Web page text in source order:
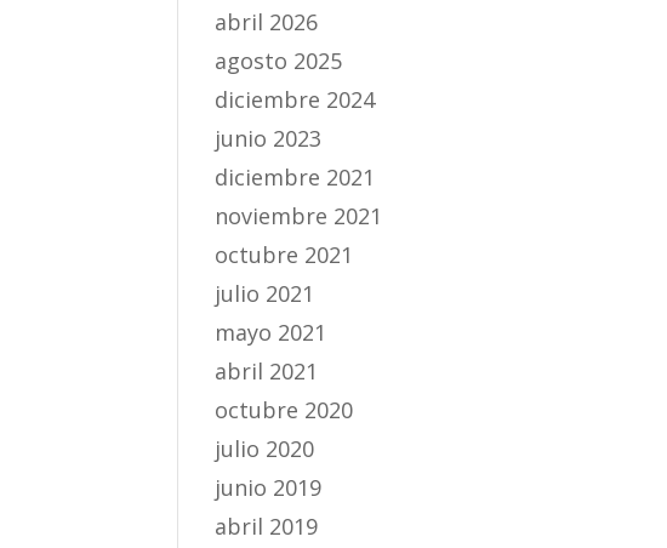
abril 2026
agosto 2025
diciembre 2024
junio 2023
diciembre 2021
noviembre 2021
octubre 2021
julio 2021
mayo 2021
abril 2021
octubre 2020
julio 2020
junio 2019
abril 2019